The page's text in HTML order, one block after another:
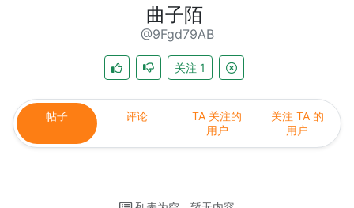
曲子陌
@9Fgd79AB
关注 1
帖子 评论
TA 关注的
用户
关注 TA 的
用户